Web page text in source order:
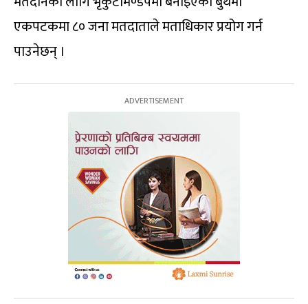
एकपटकमा ८० जना मतदाताले मताधिकार प्रयोग गर्न
पाउनेछन् ।